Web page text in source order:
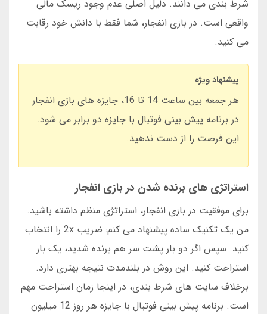
شرط بندی می دانند. دلیل اصلی عدم وجود ریسک مالی
واقعی است. در بازی انفجار، شما فقط با دانش خود رقابت
می کنید.
پیشنهاد ویژه
هر جمعه بین ساعت 14 تا 16، جایزه های بازی انفجار
در برنامه پیش بینی فوتبال با جایزه دو برابر می شود.
این فرصت را از دست ندهید.
استراتژی های برنده شدن در بازی انفجار
برای موفقیت در بازی انفجار، استراتژی منظم داشته باشید.
من یک تکنیک ساده پیشنهاد می کنم: ضریب 2x را انتخاب
کنید. سپس اگر دو بار پشت سر هم برنده شدید، یک بار
استراحت کنید. این روش در بلندمدت نتیجه بهتری دارد.
برخلاف سایت های شرط بندی، در اینجا زمان استراحت مهم
است. برنامه پیش بینی فوتبال با جایزه هر روز 12 میلیون